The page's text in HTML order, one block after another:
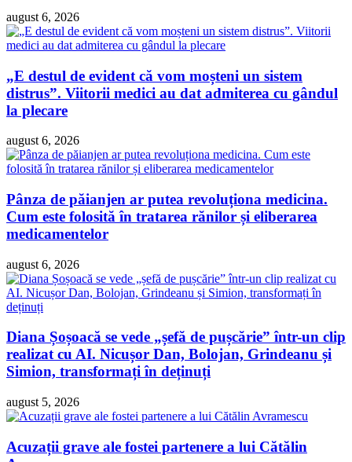
august 6, 2026
„E destul de evident că vom moșteni un sistem
distrus”. Viitorii medici au dat admiterea cu gândul
la plecare
august 6, 2026
Pânza de păianjen ar putea revoluționa medicina.
Cum este folosită în tratarea rănilor și eliberarea
medicamentelor
august 6, 2026
Diana Șoșoacă se vede „șefă de pușcărie” într-un clip
realizat cu AI. Nicușor Dan, Bolojan, Grindeanu și
Simion, transformați în deținuți
august 5, 2026
Acuzații grave ale fostei partenere a lui Cătălin